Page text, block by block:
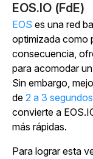
EOS.IO (FdE)
EOS es una red
optimizada como
consecuencia,
para acomodar
Sin embargo,
de 2 a 3 segundos
convierte a
más rápidas.
Para lograr esta